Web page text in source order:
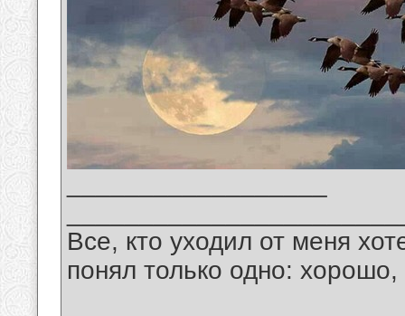
Все, кто уходил от меня
понял только одно: